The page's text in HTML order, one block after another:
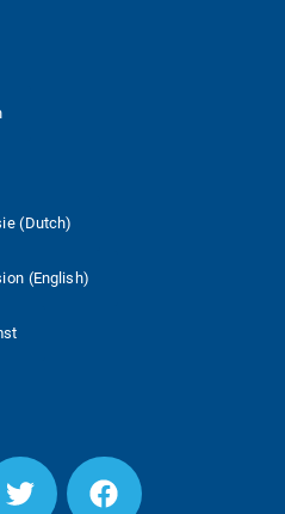
(Dutch)
(English)